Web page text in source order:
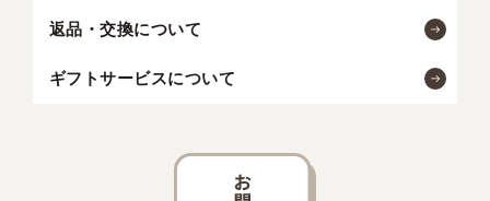
返品・交換について
ギフトサービスについて